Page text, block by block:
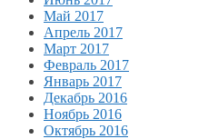
Май 2017
Апрель 2017
Март 2017
Февраль 2017
Январь 2017
Декабрь 2016
Ноябрь 2016
Октябрь 2016